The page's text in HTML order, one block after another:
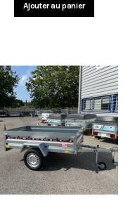
Ajouter au panier